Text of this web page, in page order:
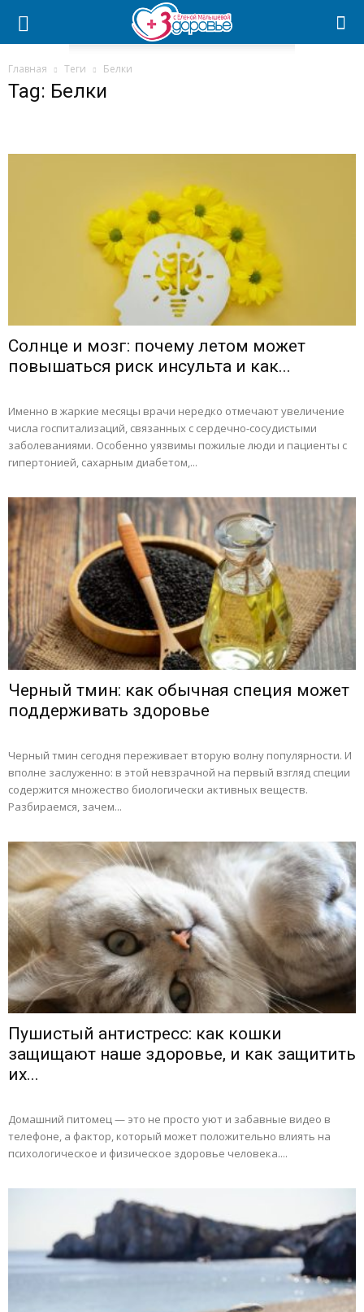
Главная Теги Белки
Tag: Белки
Солнце и мозг: почему летом может
повышаться риск инсульта и как...
Именно в жаркие месяцы врачи нередко отмечают увеличение
числа госпитализаций, связанных с сердечно-сосудистыми
заболеваниями. Особенно уязвимы пожилые люди и пациенты с
гипертонией, сахарным диабетом,...
Черный тмин: как обычная специя может
поддерживать здоровье
Черный тмин сегодня переживает вторую волну популярности. И
вполне заслуженно: в этой невзрачной на первый взгляд специи
содержится множество биологически активных веществ.
Разбираемся, зачем...
Пушистый антистресс: как кошки
защищают наше здоровье, и как защитить
их...
Домашний питомец — это не просто уют и забавные видео в
телефоне, а фактор, который может положительно влиять на
психологическое и физическое здоровье человека....